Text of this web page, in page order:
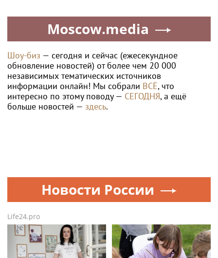
впервые с 2026 года
превысил 2 300 пунктов
Уральского округа
Росгвардии стали
военнослужащие
озерского соединения по
охране важных
Психосоматолог Елена
Вершинина: как за 3
минуты вернуть себе
равновесие
«Лето с Интеграцией»
продолжается в августе —
программы